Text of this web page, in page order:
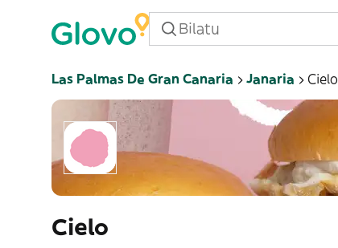
Las Palmas De Gran Canaria Janaria Cielo
Cielo